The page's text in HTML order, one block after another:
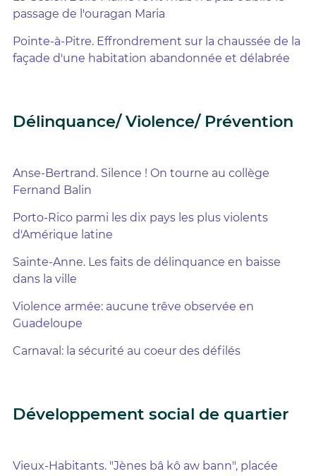
passage de l'ouragan Maria
Pointe-à-Pitre. Effrondrement sur la chaussée de la
façade d'une habitation abandonnée et délabrée
Délinquance/ Violence/ Prévention
Anse-Bertrand. Silence ! On tourne au collège
Fernand Balin
Porto-Rico parmi les dix pays les plus violents
d'Amérique latine
Sainte-Anne. Les faits de délinquance en baisse
dans la ville
Violence armée: aucune trêve observée en
Guadeloupe
Carnaval: la sécurité au coeur des défilés
Développement social de quartier
Vieux-Habitants. "Jènes bâ kô aw bann", placée